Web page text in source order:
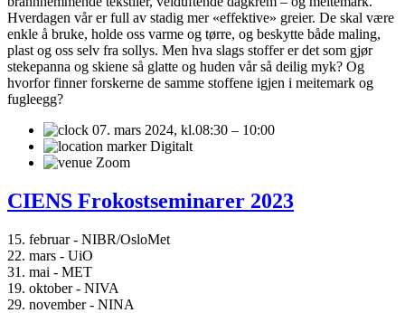
Hverdagen vår er full av stadig mer «effektive» greier. De skal være
enkle å bruke, holde oss varme og tørre, og beskytte både maling,
plast og oss selv fra sollys. Men hva slags stoffer er det som gjør
stekepanna og skiene så glatte og huden vår så deilig myk? Og
hvorfor finner forskerne de samme stoffene igjen i meitemark og
fugleegg?
07. mars 2024, kl.08:30 – 10:00
Digitalt
Zoom
CIENS Frokostseminarer 2023
15. februar - NIBR/OsloMet
22. mars - UiO
31. mai - MET
19. oktober - NIVA
29. november - NINA